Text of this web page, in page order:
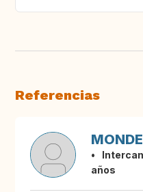
Referencias
años